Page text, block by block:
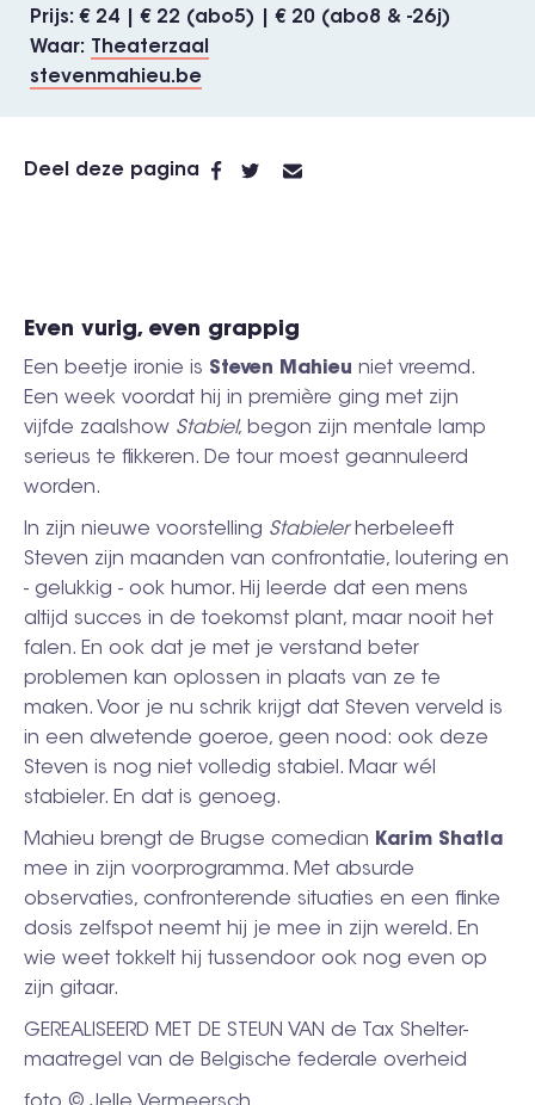
Prijs
€ 24 | € 22 (abo5) | € 20 (abo8 & -26j)
Waar
Theaterzaal
stevenmahieu.be
Deel deze pagina
Even vurig, even grappig
Een beetje ironie is Steven Mahieu niet vreemd.
Een week voordat hij in première ging met zijn
vijfde zaalshow Stabiel, begon zijn mentale lamp
serieus te flikkeren. De tour moest geannuleerd
worden.
In zijn nieuwe voorstelling Stabieler herbeleeft
Steven zijn maanden van confrontatie, loutering en
- gelukkig - ook humor. Hij leerde dat een mens
altijd succes in de toekomst plant, maar nooit het
falen. En ook dat je met je verstand beter
problemen kan oplossen in plaats van ze te
maken. Voor je nu schrik krijgt dat Steven verveld is
in een alwetende goeroe, geen nood: ook deze
Steven is nog niet volledig stabiel. Maar wél
stabieler. En dat is genoeg.
Mahieu brengt de Brugse comedian Karim Shatla
mee in zijn voorprogramma. Met absurde
observaties, confronterende situaties en een flinke
dosis zelfspot neemt hij je mee in zijn wereld. En
wie weet tokkelt hij tussendoor ook nog even op
zijn gitaar.
GEREALISEERD MET DE STEUN VAN de Tax Shelter-
maatregel van de Belgische federale overheid